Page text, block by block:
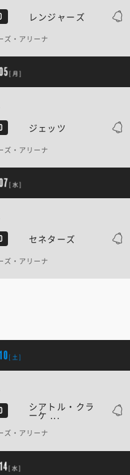
レンジャーズ
ズ・アリーナ
[月]
ジェッツ
ズ・アリーナ
[水]
セネターズ
ズ・アリーナ
[土]
シアトル・クラ
ーケ ...
ズ・アリーナ
[水]